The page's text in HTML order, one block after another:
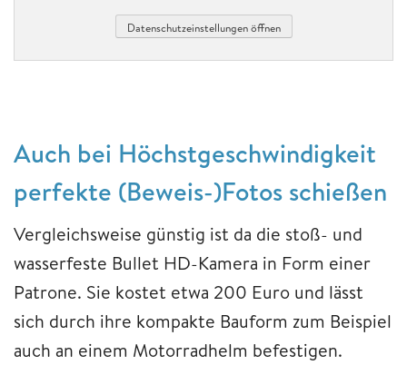
Datenschutzeinstellungen öffnen
Auch bei Höchstgeschwindigkeit
perfekte (Beweis-)Fotos schießen
Vergleichsweise günstig ist da die stoß- und
wasserfeste Bullet HD-Kamera in Form einer
Patrone. Sie kostet etwa 200 Euro und lässt
sich durch ihre kompakte Bauform zum Beispiel
auch an einem Motorradhelm befestigen.